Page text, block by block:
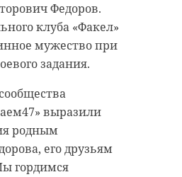
Федоров.
клуба «Факел»
мужество при
задания.
выразили
родным
его друзьям
гордимся